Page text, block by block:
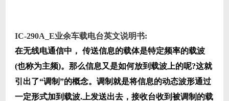
IC-290A_E业余车载电台英文说明书:
在无线电通信中， 传送信息的载体是特定频率的载波
(也称为主频)。那么信息又是如何放到载波上的呢?这就
引出了“调制”的概念。调制就是将信息的动态波形通过
一定形式加到载波.上发送出去，接收台收到被调制的载